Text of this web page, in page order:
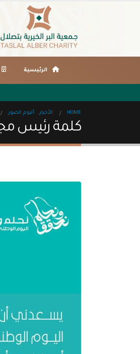
الرئيسية
HOME الأخبار, ألبوم الصور
كلمة رئيس